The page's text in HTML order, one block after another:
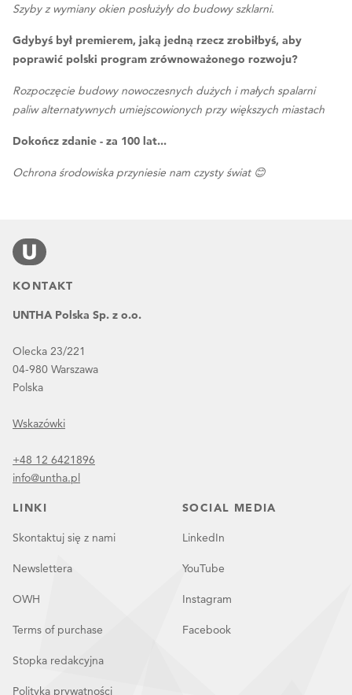
Szyby z wymiany okien posłużyły do budowy szklarni.
Gdybyś był premierem, jaką jedną rzecz zrobiłbyś, aby
poprawić polski program zrównoważonego rozwoju?
Rozpoczęcie budowy nowoczesnych dużych i małych spalarni
paliw alternatywnych umiejscowionych przy większych miastach
Dokończ zdanie - za 100 lat...
Ochrona środowiska przyniesie nam czysty świat 😊
KONTAKT
UNTHA Polska Sp. z o.o.
Olecka 23/221
04-980 Warszawa
Polska
Wskazówki
+48 12 6421896
info@untha.pl
LINKI
Skontaktuj się z nami
Newslettera
OWH
Terms of purchase
Stopka redakcyjna
Polityka prywatności
SOCIAL MEDIA
LinkedIn
YouTube
Instagram
Facebook